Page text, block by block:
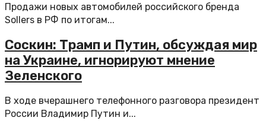
Продажи новых автомобилей российского бренда
Sollers в РФ по итогам...
Соскин: Трамп и Путин, обсуждая мир
на Украине, игнорируют мнение
Зеленского
В ходе вчерашнего телефонного разговора президент
России Владимир Путин и...